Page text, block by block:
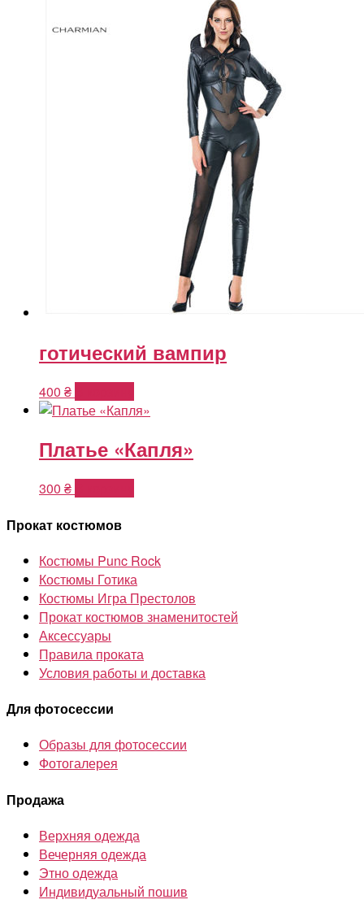
готический вампир
400 ₴
Платье «Капля»
300 ₴
Прокат костюмов
Костюмы Punc Rock
Костюмы Готика
Костюмы Игра Престолов
Прокат костюмов знаменитостей
Аксессуары
Правила проката
Условия работы и доставка
Для фотосессии
Образы для фотосессии
Фотогалерея
Продажа
Верхняя одежда
Вечерняя одежда
Этно одежда
Индивидуальный пошив